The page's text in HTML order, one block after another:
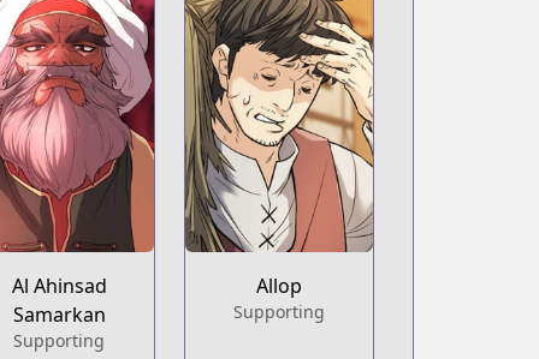
Al Ahinsad
Samarkan
Supporting
Allop
Supporting